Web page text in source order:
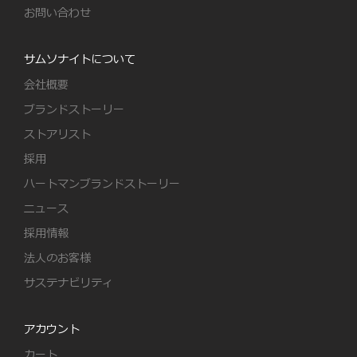
お問い合わせ
サムソナイトについて
会社概要
ブランドストーリー
ストアリスト
採用
ハートマンブランドストーリー
ニュース
採用情報
法人のお客様
サステナビリティ
アカウント